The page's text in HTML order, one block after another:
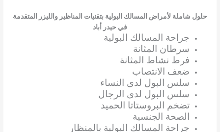
حلول شاملة لأمراض المسالك البولية بتقنيات المناظير والليزر المتقدمة
في حيدر أباد
جراحة المسالك البولية
سرطان المثانة
فرط نشاط المثانة
ضعف الانتصاب
سلس البول لدى النساء
سلس البول لدى الرجال
تضخم البروستاتا الحميد
الصحة الجنسية
جراحة المسالك البولية بالمنظار